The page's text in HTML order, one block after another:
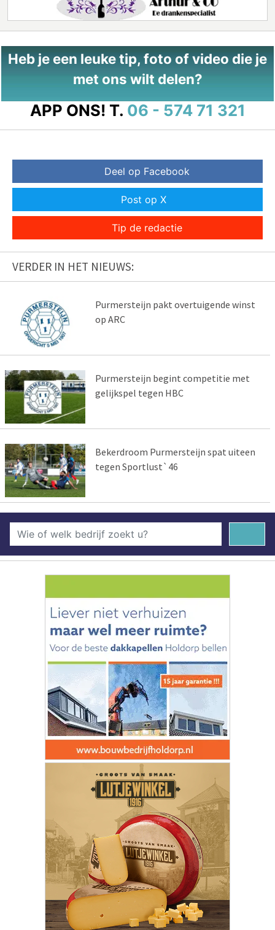
Heb je een leuke tip, foto of video die je
met ons wilt delen?
APP ONS! T. 06 - 574 71 321
Deel op Facebook
Post op X
Tip de redactie
VERDER IN HET NIEUWS:
Purmersteijn pakt overtuigende winst
op ARC
Purmersteijn begint competitie met
gelijkspel tegen HBC
Bekerdroom Purmersteijn spat uiteen
tegen Sportlust`46